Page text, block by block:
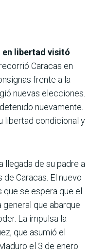
en libertad visitó
Caracas en
frente a la
nuevas elecciones.
nuevamente.
libertad condicional y
llegada de su padre a
Caracas. El nuevo
se espera que el
que abarque
La impulsa la
que asumió el
el 3 de enero